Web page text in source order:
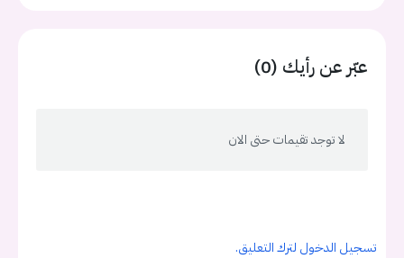
عبّر عن رأيك (0)
لا توجد تقيمات حتى الان
تسجيل الدخول لترك التعليق.